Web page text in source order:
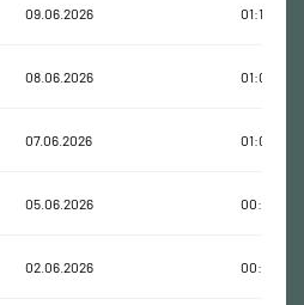
09.06.2026 01:15:30
08.06.2026 01:00:55
07.06.2026 01:05:06
05.06.2026 00:39:57
02.06.2026 00:54:05